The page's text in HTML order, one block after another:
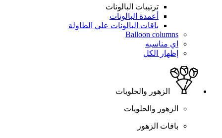
ترتيبات البالونات
أعمدة البالونات
باقات البالونات علي الطاولة
Balloon columns
اي مناسبه
إظهار الكل
الزهور والحلويات
الزهور والحلويات
باقات الزهور